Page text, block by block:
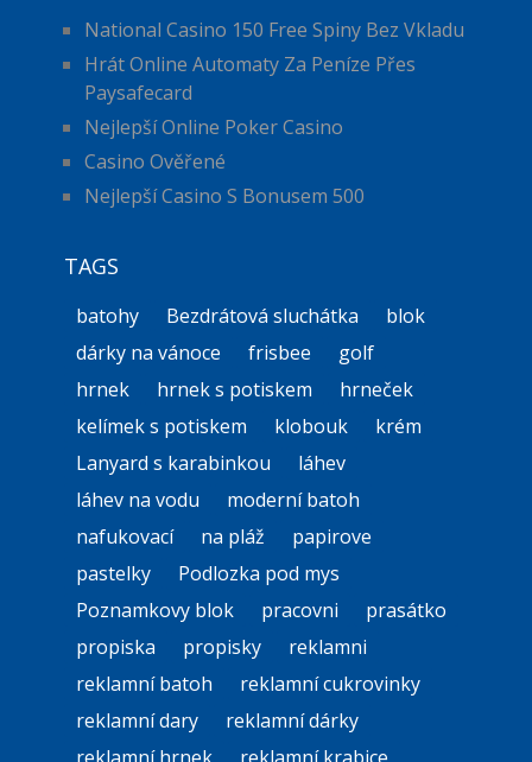
National Casino 150 Free Spiny Bez Vkladu
Hrát Online Automaty Za Peníze Přes
Paysafecard
Nejlepší Online Poker Casino
Casino Ověřené
Nejlepší Casino S Bonusem 500
TAGS
batohy Bezdrátová sluchátka
blok
dárky na vánoce
frisbee
golf
hrnek
hrnek s potiskem
hrneček
kelímek s potiskem
klobouk
krém
Lanyard s karabinkou
láhev
láhev na vodu
moderní batoh
nafukovací
na pláž
papirove
pastelky
Podlozka pod mys
Poznamkovy blok
pracovni
prasátko
propiska
propisky
reklamni
reklamní batoh
reklamní cukrovinky
reklamní dary
reklamní dárky
reklamní hrnek
reklamní krabice